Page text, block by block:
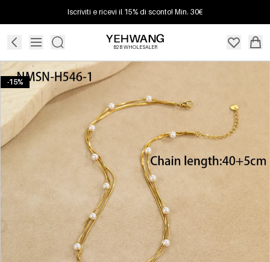
Iscriviti e ricevi il 15% di sconto! Min. 30€
B2B WHOLESALER
-15%